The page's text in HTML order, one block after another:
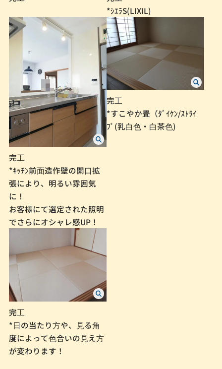
*ｼｴﾗS(LIXIL)
完⼯
*ｷｯﾁﾝ前⾯造作壁の開⼝拡
張により、明るい雰囲気
に！
お客様にて選定された照明
でさらにオシャレ感UP！
完⼯
*すこやか畳（ﾀﾞｲｹﾝ/ｽﾄﾗｲ
ﾌﾟ(乳⽩⾊・⽩茶⾊)
完⼯
*⽇の当たり⽅や、⾒る⾓
度によって⾊合いの⾒え⽅
が変わります！